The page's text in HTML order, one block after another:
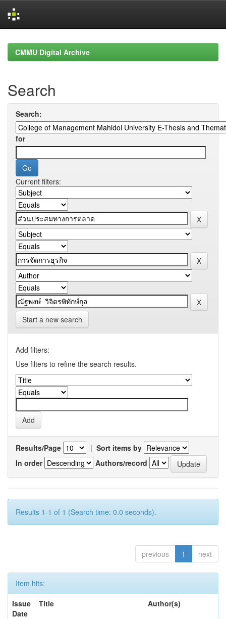
navigationCMMU Digital Archive
Search
Search:
for
Current filters:
Start a new search
Add filters:
Use filters to refine the search results.
Results/Page | Sort items by
In order
Authors/record
Results 1-1 of 1 (Search time: 0.0 seconds).
previous 1 next
Item hits:
Issue
Date
Title Author(s)